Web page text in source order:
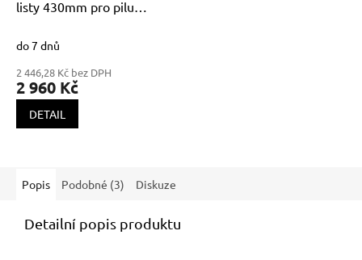
listy 430mm pro pilu
do 7 dnů
2 446,28 Kč bez DPH
2 960 Kč
DETAIL
Popis Podobné (3) Diskuze
Detailní popis produktu